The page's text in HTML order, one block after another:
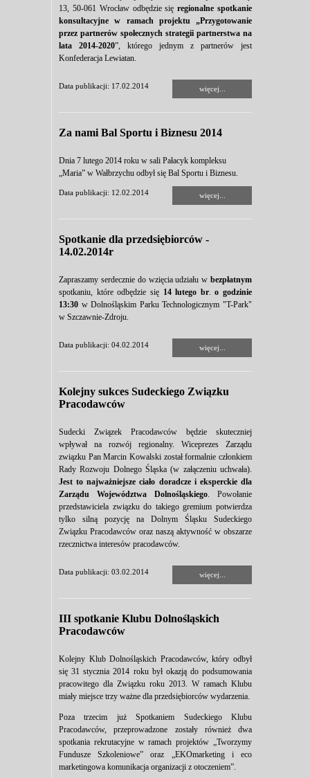
13, 50-061 Wrocław odbędzie sięregionalne spotkanie
konsultacyjne w ramach projektu „Przygotowanie
przez partnerów społecznych strategii partnerstwa na
lata 2014-2020”, którego jednym z partnerów jest
Konfederacja Lewiatan.
Data publikacji: 17.02.2014 więcej...
Za nami Bal Sportu i Biznesu 2014
Dnia 7 lutego 2014 roku w sali Pałacyk kompleksu
„Maria” w Wałbrzychu odbył się Bal Sportu i Biznesu.
Data publikacji: 12.02.2014 więcej...
Spotkanie dla przedsiębiorców -
14.02.2014r
Zapraszamy serdecznie do wzięcia udziału w bezpłatnym
spotkaniu, które odbędzie się 14 lutego br. o godzinie
13:30 w Dolnośląskim Parku Technologicznym "T-Park"
w Szczawnie-Zdroju.
Data publikacji: 04.02.2014 więcej...
Kolejny sukces Sudeckiego Związku
Pracodawców
Sudecki Związek Pracodawców będzie skuteczniej
wpływał na rozwój regionalny. Wiceprezes Zarządu
związku Pan Marcin Kowalski został formalnie członkiem
Rady Rozwoju Dolnego Śląska (w załączeniu uchwała).
Jest to najważniejsze ciało doradcze i eksperckie dla
Zarządu Województwa Dolnośląskiego. Powołanie
przedstawiciela związku do takiego gremium potwierdza
tylko silną pozycję na Dolnym Śląsku Sudeckiego
Związku Pracodawców oraz naszą aktywność w obszarze
rzecznictwa interesów pracodawców.
Data publikacji: 03.02.2014 więcej...
III spotkanie Klubu Dolnośląskich
Pracodawców
Kolejny Klub Dolnośląskich Pracodawców, który odbył
się 31 stycznia 2014 roku był okazją do podsumowania
pracowitego dla Związku roku 2013. W ramach Klubu
miały miejsce trzy ważne dla przedsiębiorców wydarzenia.
Poza trzecim już Spotkaniem Sudeckiego Klubu
Pracodawców, przeprowadzone zostały również dwa
spotkania rekrutacyjne w ramach projektów „Tworzymy
Fundusze Szkoleniowe” oraz „EKOmarketing i eco
marketingowa komunikacja organizacji z otoczeniem”.